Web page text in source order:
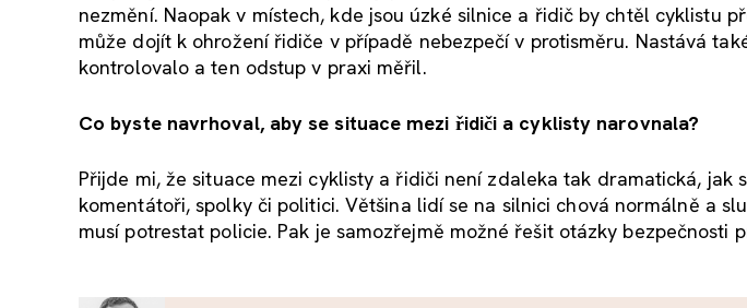
nezmění. Naopak v místech, kde jsou úzké silnice a řidič by chtěl cyklistu
může dojít k ohrožení řidiče v případě nebezpečí v protisměru. Nastává
kontrolovalo a ten odstup v praxi měřil.
Co byste navrhoval, aby se situace mezi řidiči a cyklisty narovnala?
Přijde mi, že situace mezi cyklisty a řidiči není zdaleka tak dramatická, jak
komentátoři, spolky či politici. Většina lidí se na silnici chová normálně a
musí potrestat policie. Pak je samozřejmě možné řešit otázky bezpečnosti